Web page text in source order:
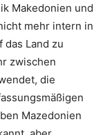
Makedonien und
mehr intern in
Land zu
zwischen
die
Mazedonien